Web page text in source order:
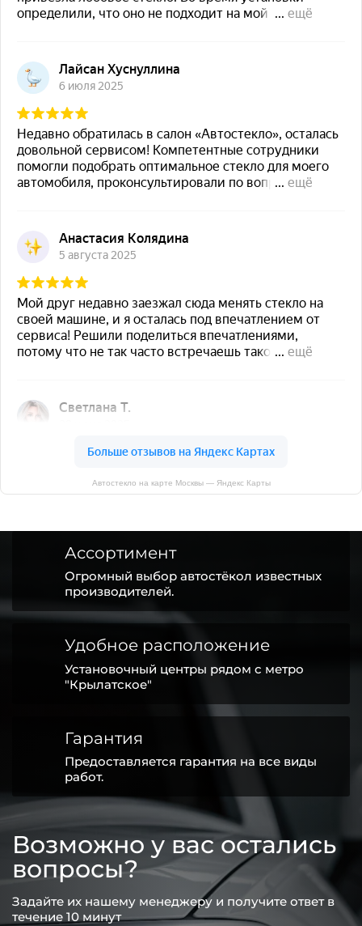
Автостекло на карте Москвы — Яндекс Карты
Ассортимент
Огромный выбор автостёкол известных
производителей.
Удобное расположение
Установочный центры рядом с метро
"Крылатское"
Гарантия
Предоставляется гарантия на все виды
работ.
Возможно у вас остались
вопросы?
Задайте их нашему менеджеру и получите ответ в
течение 10 минут